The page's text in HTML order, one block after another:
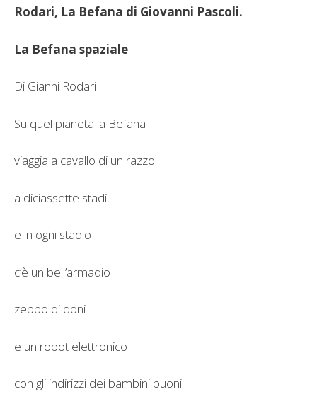
Rodari, La Befana di Giovanni Pascoli.
La Befana spaziale
Di Gianni Rodari
Su quel pianeta la Befana
viaggia a cavallo di un razzo
a diciassette stadi
e in ogni stadio
c’è un bell’armadio
zeppo di doni
e un robot elettronico
con gli indirizzi dei bambini buoni.